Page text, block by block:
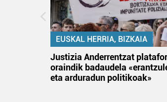
EUSKAL HERRIA, BIZKAIA
Justizia Anderrentzat
oraindik badaudela
eta arduradun politikoak»